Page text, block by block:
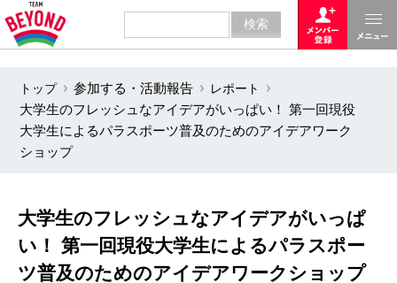
トップ 参加する・活動報告
レポート
大学生のフレッシュなアイデアがいっぱい！ 第一回現役
大学生によるパラスポーツ普及のためのアイデアワーク
ショップ
大学生のフレッシュなアイデアがいっぱ
い！ 第一回現役大学生によるパラスポー
ツ普及のためのアイデアワークショップ